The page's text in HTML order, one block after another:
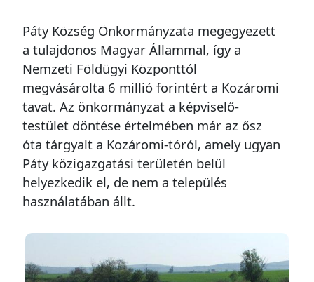
Páty Község Önkormányzata megegyezett
a tulajdonos Magyar Állammal, így a
Nemzeti Földügyi Központtól
megvásárolta 6 millió forintért a Kozáromi
tavat. Az önkormányzat a képviselő-
testület döntése értelmében már az ősz
óta tárgyalt a Kozáromi-tóról, amely ugyan
Páty közigazgatási területén belül
helyezkedik el, de nem a település
használatában állt.